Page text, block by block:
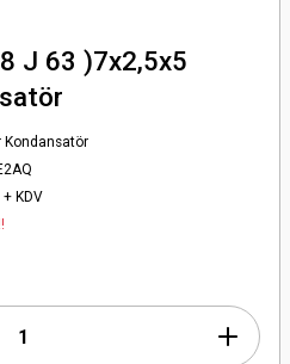
J 63 )7x2,5x5
Kondansatör
+ KDV